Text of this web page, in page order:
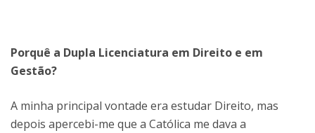
Porquê a Dupla Licenciatura em Direito e em
Gestão?
A minha principal vontade era estudar Direito, mas
depois apercebi-me que a Católica me dava a